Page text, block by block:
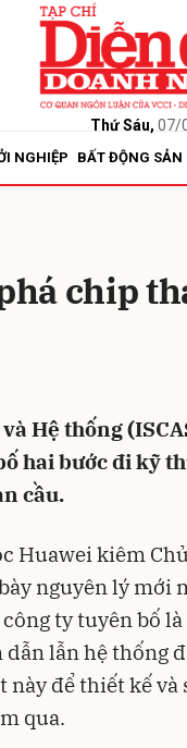
Thứ Sáu, 07/
NGHIỆP BẤT ĐỘNG SẢN
chip
Hệ thống
hai bước đi kỹ
cầu.
Huawei kiêm
nguyên lý mới
ty tuyên bố
dẫn lẫn hệ thống
để thiết kế và
qua.